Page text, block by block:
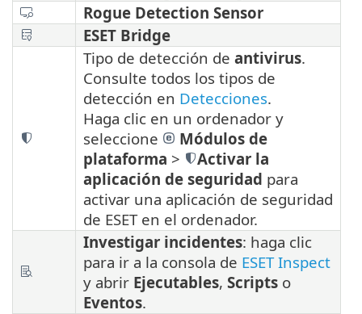
Rogue Detection Sensor
ESET Bridge
Tipo de detección de antivirus.
Consulte todos los tipos de
detección en Detecciones.
Haga clic en un ordenador y
seleccione
Módulos de
plataforma >
Activar la
aplicación de seguridad para
activar una aplicación de seguridad
de ESET en el ordenador.
Investigar incidentes: haga clic
para ir a la consola de ESET Inspect
y abrir Ejecutables, Scripts o
Eventos.